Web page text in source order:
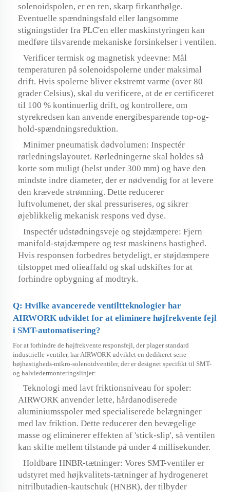
solenoidspolen, er en ren, skarp firkantbølge.
Eventuelle spændningsfald eller langsomme
stigningstider fra PLC'en eller maskinstyringen kan
medføre tilsvarende mekaniske forsinkelser i ventilen.
Verificer termisk og magnetisk ydeevne: Mål
temperaturen på solenoidspolerne under maksimal
drift. Hvis spolerne bliver ekstremt varme (over 80
grader Celsius), skal du verificere, at de er certificeret
til 100 % kontinuerlig drift, og kontrollere, om
styrekredsen kan anvende energibesparende top-og-
hold-spændningsreduktion.
Minimer pneumatisk dødvolumen: Inspectér
rørledningslayoutet. Rørledningerne skal holdes så
korte som muligt (helst under 300 mm) og have den
mindste indre diameter, der er nødvendig for at levere
den krævede strømning. Dette reducerer
luftvolumenet, der skal pressuriseres, og sikrer
øjeblikkelig mekanisk respons ved dyse.
Inspectér udstødningsveje og støjdæmpere: Fjern
manifold-støjdæmpere og test maskinens hastighed.
Hvis responsen forbedres betydeligt, er støjdæmpere
tilstoppet med olieaffald og skal udskiftes for at
forhindre opbygning af modtryk.
Q: Hvilke avancerede ventiltteknologier har
AIRWORK udviklet for at eliminere højfrekvente fejl
i SMT-automatisering?
For at forhindre de højfrekvente responsfejl, der plager standard
industrielle ventiler, har AIRWORK udviklet en dedikeret serie
højhastigheds-mikro-solenoidventiler, der er designet specifikt til SMT-
og halvledermonteringslinjer:
Teknologi med lavt friktionsniveau for spoler:
AIRWORK anvender lette, hårdanodiserede
aluminiumsspoler med specialiserede belægninger
med lav friktion. Dette reducerer den bevægelige
masse og eliminerer effekten af 'stick-slip', så ventilen
kan skifte mellem tilstande på under 4 millisekunder.
Holdbare HNBR-tætninger: Vores SMT-ventiler er
udstyret med højkvalitets-tætninger af hydrogeneret
nitrilbutadien-kautschuk (HNBR), der tilbyder